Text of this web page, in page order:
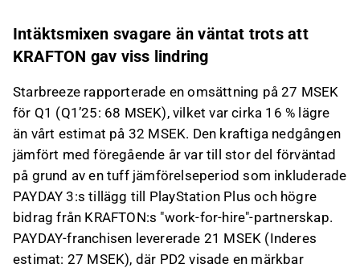
Intäktsmixen svagare än väntat trots att
KRAFTON gav viss lindring
Starbreeze rapporterade en omsättning på 27 MSEK
för Q1 (Q1’25: 68 MSEK), vilket var cirka 16 % lägre
än vårt estimat på 32 MSEK. Den kraftiga nedgången
jämfört med föregående år var till stor del förväntad
på grund av en tuff jämförelseperiod som inkluderade
PAYDAY 3:s tillägg till PlayStation Plus och högre
bidrag från KRAFTON:s "work-for-hire"-partnerskap.
PAYDAY-franchisen levererade 21 MSEK (Inderes
estimat: 27 MSEK), där PD2 visade en märkbar